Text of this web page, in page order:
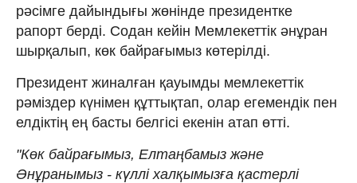
рәсімге дайындығы жөнінде президентке
рапорт берді. Содан кейін Мемлекеттік әнұран
шырқалып, көк байрағымыз көтерілді.
Президент жиналған қауымды мемлекеттік
рәміздер күнімен құттықтап, олар егемендік пен
елдіктің ең басты белгісі екенін атап өтті.
"Көк байрағымыз, Елтаңбамыз және
Әнұранымыз - күллі халқымызға қастерлі